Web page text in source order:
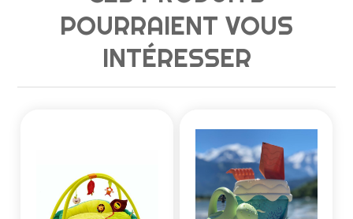
POURRAIENT VOUS
INTÉRESSER